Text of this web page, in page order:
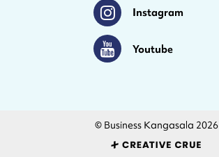
InstagramInstagram
Youtube Youtube
© Business Kangasala 2026